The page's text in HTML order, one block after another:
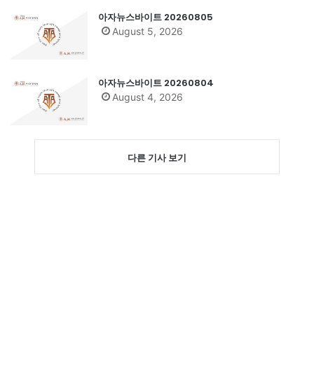
아자뉴스바이트 20260805
August 5, 2026
아자뉴스바이트 20260804
August 4, 2026
다른 기사 보기